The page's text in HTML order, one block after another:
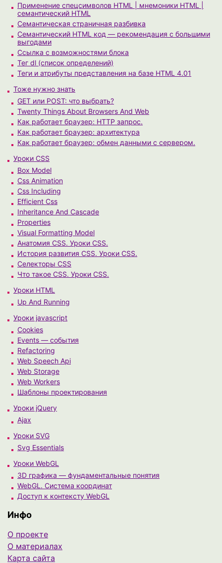
Применение спецсимволов HTML | мнемоники HTML |
семантический HTML
Семантическая страничная разбивка
Семантический HTML код — рекомендация с большими
выгодами
Ссылка с возможностями блока
Тег dl (список определений)
Теги и атрибуты представления на базе HTML 4.01
Тоже нужно знать
GET или POST: что выбрать?
Twenty Things About Browsers And Web
Как работает браузер: HTTP запрос.
Как работает браузер: архитектура
Как работает браузер: обмен данными с сервером.
Уроки CSS
Box Model
Css Animation
Css Including
Efficient Css
Inheritance And Cascade
Properties
Visual Formatting Model
Анатомия CSS. Уроки CSS.
История развития CSS. Уроки CSS.
Селекторы CSS
Что такое CSS. Уроки CSS.
Уроки HTML
Up And Running
Уроки javascript
Cookies
Events — события
Refactoring
Web Speech Api
Web Storage
Web Workers
Шаблоны проектирования
Уроки jQuery
Ajax
Уроки SVG
Svg Essentials
Уроки WebGL
3D графика — фундаментальные понятия
WebGL. Система координат
Доступ к контексту WebGL
Инфо
О проекте
О материалах
Карта сайта